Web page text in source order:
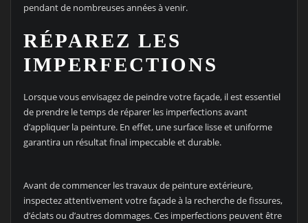
pendant de nombreuses années à venir.
RÉPAREZ LES
IMPERFECTIONS
Lorsque vous envisagez de peindre votre façade, il est essentiel
de prendre le temps de réparer les imperfections avant
d’appliquer la peinture. En effet, une surface lisse et uniforme
garantira un résultat final impeccable et durable.
Avant de commencer les travaux de peinture extérieure,
inspectez attentivement votre façade à la recherche de fissures,
d’éclats ou d’autres dommages. Ces imperfections peuvent être